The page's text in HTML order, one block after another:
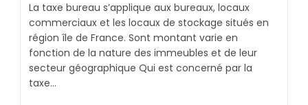
La taxe bureau s’applique aux bureaux, locaux
commerciaux et les locaux de stockage situés en
région île de France. Sont montant varie en
fonction de la nature des immeubles et de leur
secteur géographique Qui est concerné par la
taxe…